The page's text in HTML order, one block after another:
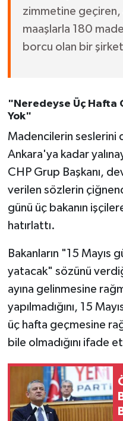
zimmetine geçiren,
maaşlarla 180
borcu olan bir
"Neredeyse Üç Hafta
Yok"
Madencilerin seslerini
Ankara'ya kadar
CHP Grup Başkanı,
verilen sözlerin
günü üç bakanın
hatırlattı.
Bakanların "15 Mayıs
yatacak" sözünü
ayına gelinmesine
yapılmadığını, 15
üç hafta geçmesine
bile olmadığını ifade